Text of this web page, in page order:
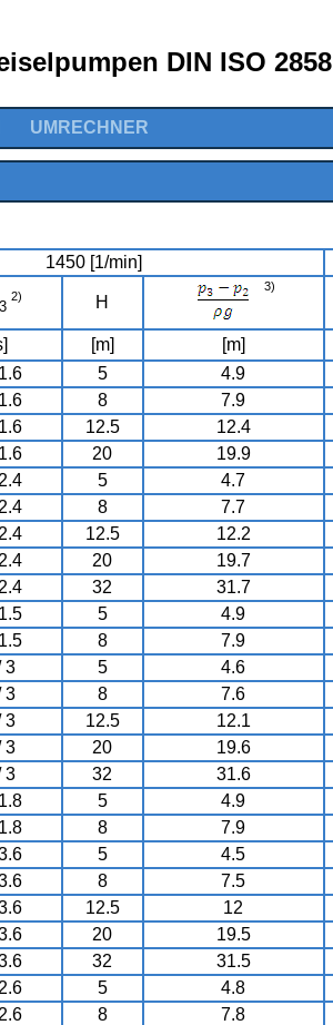
DIN ISO 2858
UMRECHNER
1450 [1/min]
3
2) H
3)
[m] [m]
5 4.9
8 7.9
12.5 12.4
20 19.9
5 4.7
8 7.7
12.5 12.2
20 19.7
32 31.7
5 4.9
8 7.9
3 5 4.6
3 8 7.6
3 12.5 12.1
3 20 19.6
3 32 31.6
5 4.9
8 7.9
5 4.5
8 7.5
12.5 12
20 19.5
32 31.5
5 4.8
8 7.8